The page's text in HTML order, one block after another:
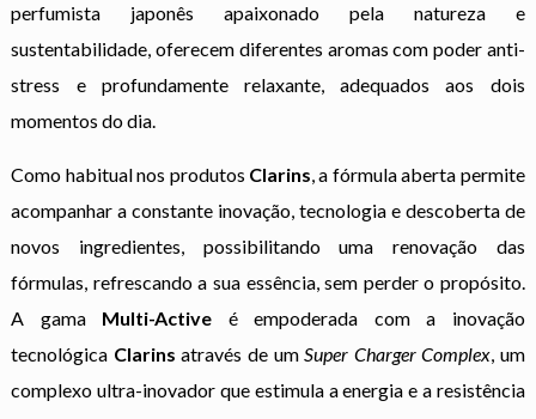
perfumista japonês apaixonado pela natureza e
sustentabilidade, oferecem diferentes aromas com poder anti-
stress e profundamente relaxante, adequados aos dois
momentos do dia.
Como habitual nos produtos Clarins, a fórmula aberta permite
acompanhar a constante inovação, tecnologia e descoberta de
novos ingredientes, possibilitando uma renovação das
fórmulas, refrescando a sua essência, sem perder o propósito.
A gama Multi-Active é empoderada com a inovação
tecnológica Clarins através de umSuper Charger Complex, um
complexo ultra-inovador que estimula a energia e a resistência